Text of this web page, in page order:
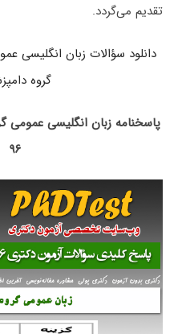
تقدیم می‌گردد.
گروه
پاسخنامه زبان انگلیسی عمومی
۹۶